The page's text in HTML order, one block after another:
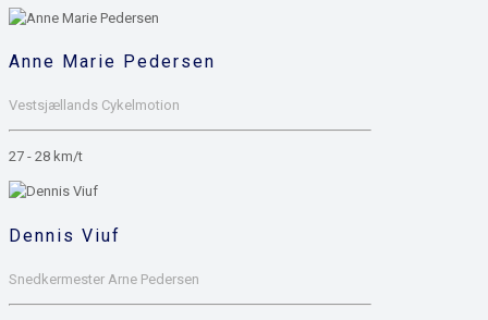
Anne Marie Pedersen
Vestsjællands Cykelmotion
27 - 28 km/t
Dennis Viuf
Snedkermester Arne Pedersen